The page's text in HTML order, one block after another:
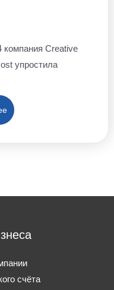
компания Creative
упростила
счёта